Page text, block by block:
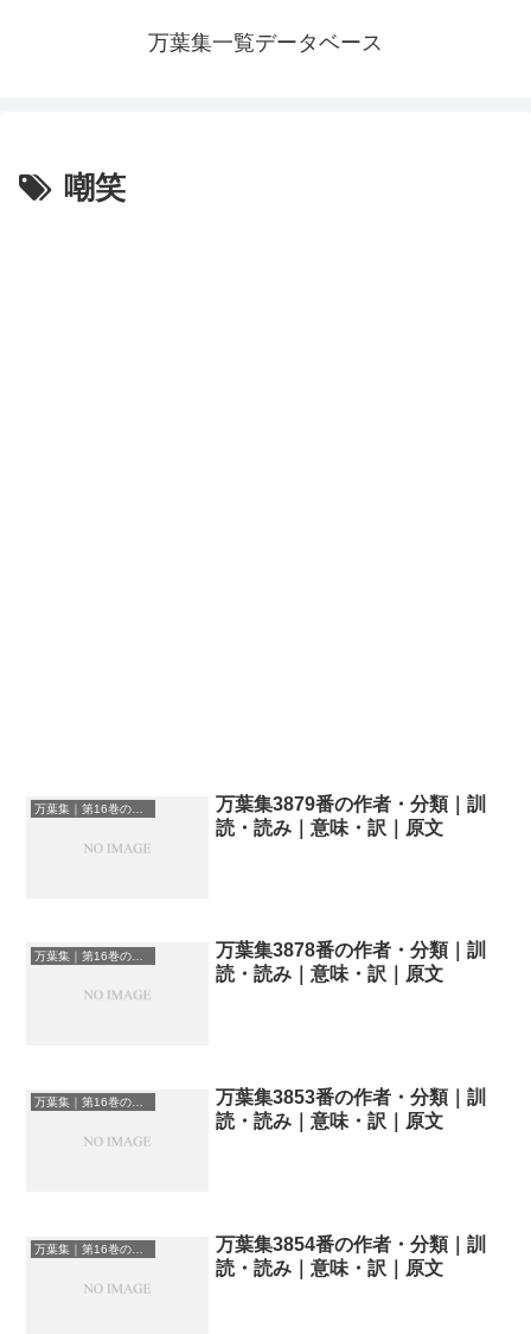
万葉集一覧データベース
嘲笑
万葉集｜第16巻の和歌一覧
万葉集3879番の作者・分類｜訓
読・読み｜意味・訳｜原文
万葉集｜第16巻の和歌一覧
万葉集3878番の作者・分類｜訓
読・読み｜意味・訳｜原文
万葉集｜第16巻の和歌一覧
万葉集3853番の作者・分類｜訓
読・読み｜意味・訳｜原文
万葉集｜第16巻の和歌一覧
万葉集3854番の作者・分類｜訓
読・読み｜意味・訳｜原文